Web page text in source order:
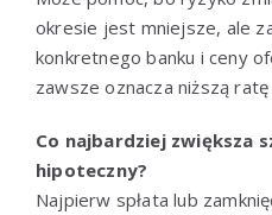
okresie jest mniejsze, ale
konkretnego banku i ceny
zawsze oznacza niższą
Co najbardziej zwiększa
hipoteczny?
Najpierw spłata lub